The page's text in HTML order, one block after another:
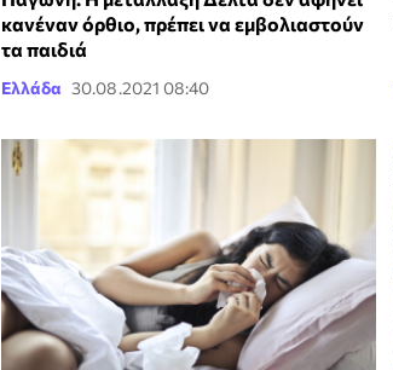
κανέναν όρθιο, πρέπει να εμβολιαστούν
τα παιδιά
Ελλάδα 30.08.2021 08:40